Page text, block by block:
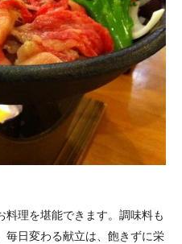
理を堪能できます。調味料も
毎日変わる献立は、飽きずに栄